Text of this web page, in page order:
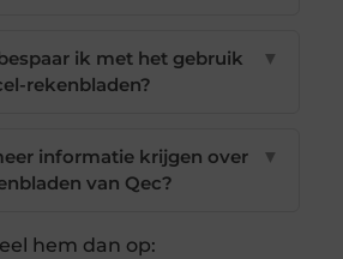
ik met het gebruik
rekenbladen?
▼
informatie krijgen over
van Qec?
▼
hem dan op: